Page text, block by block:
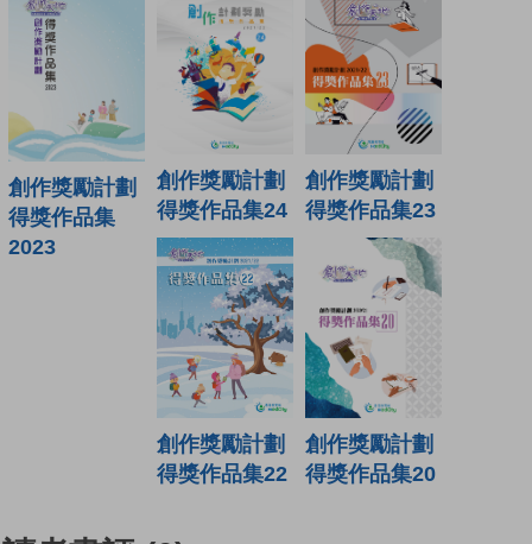
創作獎勵計劃
得獎作品集
2023
創作獎勵計劃
得獎作品集24
創作獎勵計劃
得獎作品集23
創作獎勵計劃
得獎作品集22
創作獎勵計劃
得獎作品集20